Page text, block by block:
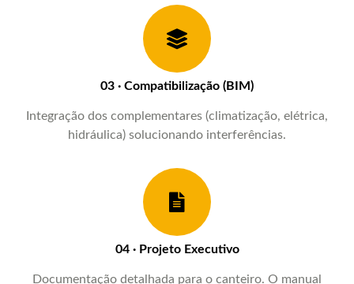
03 · Compatibilização (BIM)
Integração dos complementares (climatização, elétrica,
hidráulica) solucionando interferências.
04 · Projeto Executivo
Documentação detalhada para o canteiro. O manual